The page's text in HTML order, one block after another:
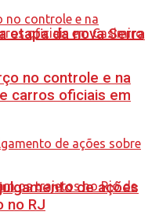
etapa da nova Serra
no controle e na
carros oficiais em
de ações
no RJ